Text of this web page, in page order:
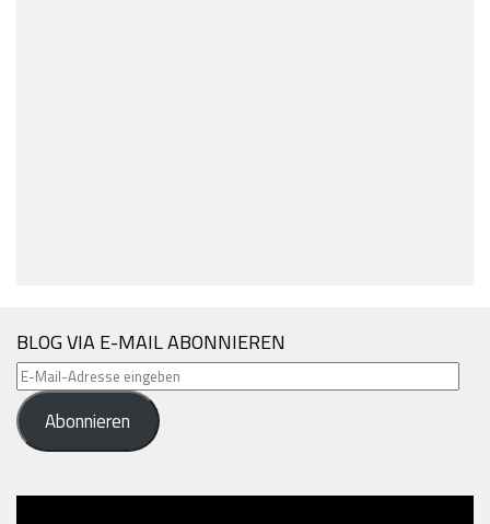
BLOG VIA E-MAIL ABONNIEREN
E-
Mail-
Adresse
eingeben
Abonnieren